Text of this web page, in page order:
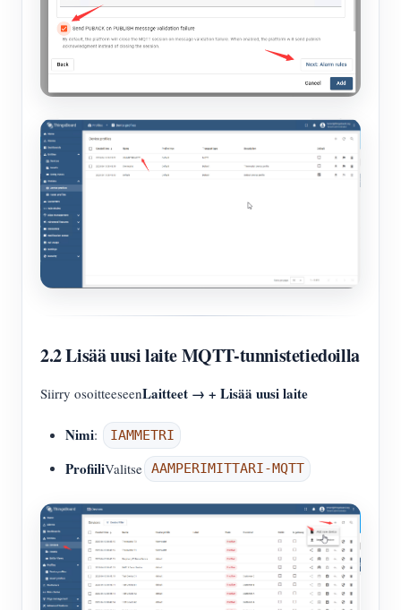
2.2 Lisää uusi laite MQTT-tunnistetiedoilla
Siirry osoitteeseenLaitteet → + Lisää uusi laite
Nimi: IAMMETRI
ProfiiliValitse AAMPERIMITTARI-MQTT